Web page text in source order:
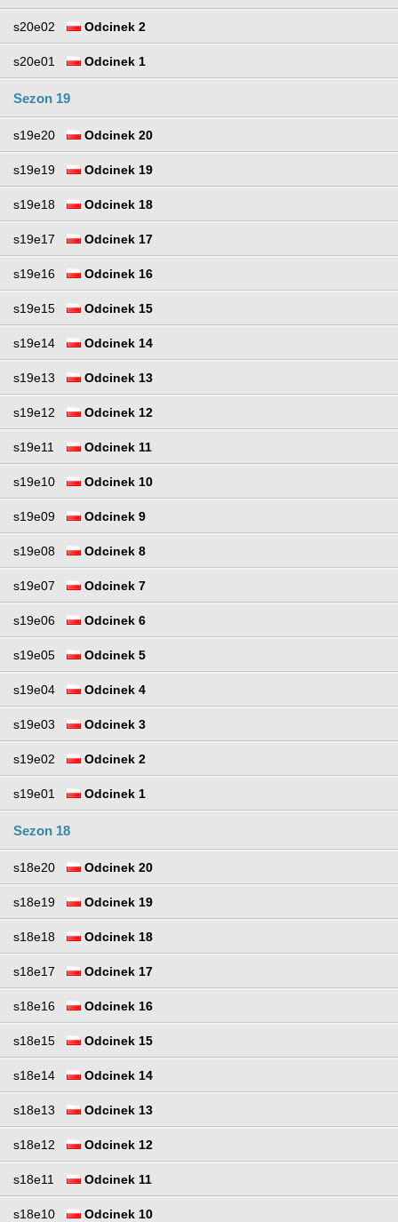
s20e02 Odcinek 2
s20e01 Odcinek 1
Sezon 19
s19e20 Odcinek 20
s19e19 Odcinek 19
s19e18 Odcinek 18
s19e17 Odcinek 17
s19e16 Odcinek 16
s19e15 Odcinek 15
s19e14 Odcinek 14
s19e13 Odcinek 13
s19e12 Odcinek 12
s19e11 Odcinek 11
s19e10 Odcinek 10
s19e09 Odcinek 9
s19e08 Odcinek 8
s19e07 Odcinek 7
s19e06 Odcinek 6
s19e05 Odcinek 5
s19e04 Odcinek 4
s19e03 Odcinek 3
s19e02 Odcinek 2
s19e01 Odcinek 1
Sezon 18
s18e20 Odcinek 20
s18e19 Odcinek 19
s18e18 Odcinek 18
s18e17 Odcinek 17
s18e16 Odcinek 16
s18e15 Odcinek 15
s18e14 Odcinek 14
s18e13 Odcinek 13
s18e12 Odcinek 12
s18e11 Odcinek 11
s18e10 Odcinek 10